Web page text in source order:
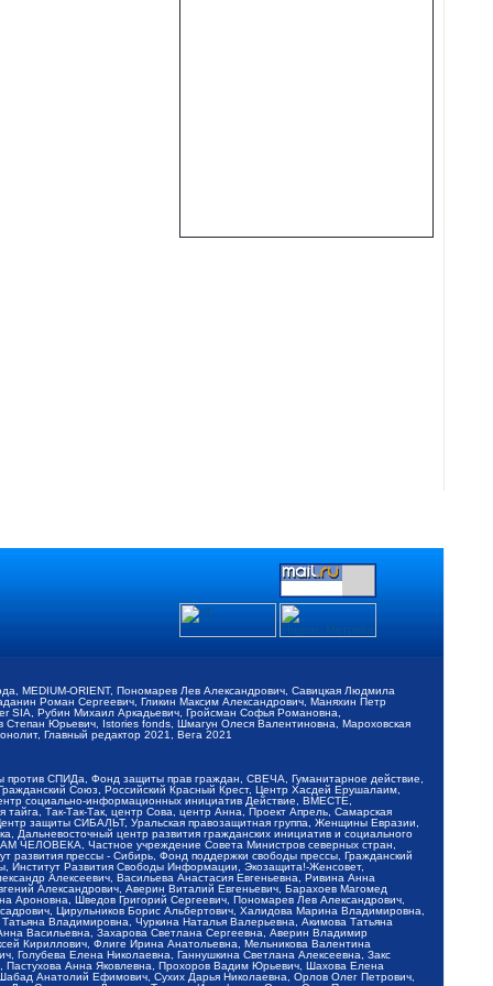
MEDIUM-ORIENT, Пономарев Лев Александрович, Савицкая Людмила
Роман Сергеевич, Гликин Максим Александрович, Маняхин Петр
Рубин Михаил Аркадьевич, Гройсман Софья Романовна,
Юрьевич, Istories fonds, Шмагун Олеся Валентиновна, Мароховская
Главный редактор 2021, Вега 2021
СПИДа, Фонд защиты прав граждан, СВЕЧА, Гуманитарное действие,
Союз, Российский Красный Крест, Центр Хасдей Ерушалаим,
социально-информационных инициатив Действие, ВМЕСТЕ,
Так-Так-Так, центр Сова, центр Анна, Проект Апрель, Самарская
защиты СИБАЛЬТ, Уральская правозащитная группа, Женщины Евразии,
Дальневосточный центр развития гражданских инициатив и социального
ЧЕЛОВЕКА, Частное учреждение Совета Министров северных стран,
прессы - Сибирь, Фонд поддержки свободы прессы, Гражданский
Институт Развития Свободы Информации, Экозащита!-Женсовет,
Алексеевич, Васильева Анастасия Евгеньевна, Ривина Анна
Александрович, Аверин Виталий Евгеньевич, Барахоев Магомед
Шведов Григорий Сергеевич, Пономарев Лев Александрович,
Цирульников Борис Альбертович, Халидова Марина Владимировна,
Владимировна, Чуркина Наталья Валерьевна, Акимова Татьяна
Васильевна, Захарова Светлана Сергеевна, Аверин Владимир
Кириллович, Флиге Ирина Анатольевна, Мельникова Валентина
Елена Николаевна, Ганнушкина Светлана Алексеевна, Закс
Анна Яковлевна, Прохоров Вадим Юрьевич, Шахова Елена
Анатолий Ефимович, Сухих Дарья Николаевна, Орлов Олег Петрович,